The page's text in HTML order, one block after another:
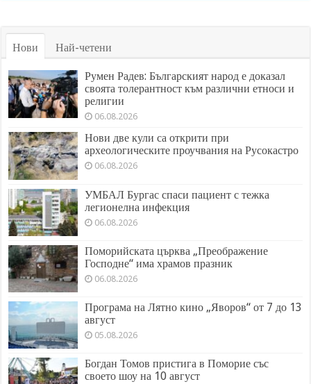
Нови Най-четени
Румен Радев: Българският народ е доказал
своята толерантност към различни етноси и
религии
06.08.2026
Нови две кули са открити при
археологическите проучвания на Русокастро
06.08.2026
УМБАЛ Бургас спаси пациент с тежка
легионелна инфекция
06.08.2026
Поморийската църква „Преображение
Господне“ има храмов празник
06.08.2026
Програма на Лятно кино „Яворов“ от 7 до 13
август
05.08.2026
Богдан Томов пристига в Поморие със
своето шоу на 10 август